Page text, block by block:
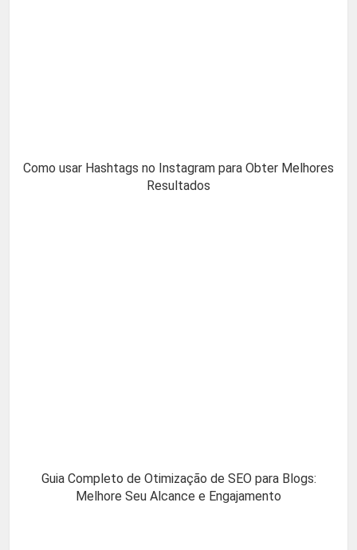
Como usar Hashtags no Instagram para Obter Melhores
Resultados
Guia Completo de Otimização de SEO para Blogs:
Melhore Seu Alcance e Engajamento